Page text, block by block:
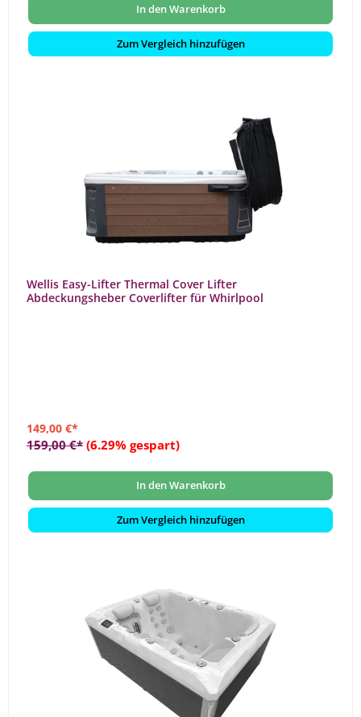
In den Warenkorb
Zum Vergleich hinzufügen
Wellis Easy-Lifter Thermal Cover Lifter
Abdeckungsheber Coverlifter für Whirlpool
149,00 €*
159,00 €* (6.29% gespart)
In den Warenkorb
Zum Vergleich hinzufügen